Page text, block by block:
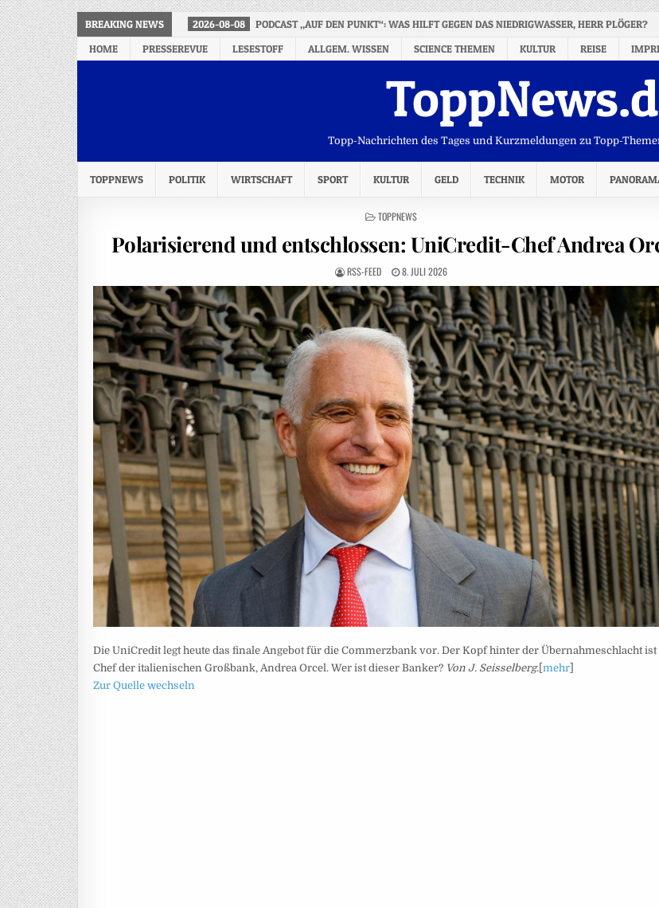
BREAKING NEWS 2026-08-08 PODCAST „AUF DEN PUNKT“: WAS HILFT GEGEN DAS NIEDRIGWASSER, HERR PLÖGER?
HOME
PRESSEREVUE LESESTOFF ALLGEM. WISSEN SCIENCE THEMEN KULTUR REISE
Topp-Nachrichten des Tages und Kurzmeldungen zu Topp-
TOPPNEWS POLITIK WIRTSCHAFT SPORT KULTUR GELD TECHNIK MOTOR
POSTED
TOPPNEWS
Polarisierend und entschlossen: UniCredit-Chef Andrea
RSS-FEED 8. JULI 2026
Die UniCredit legt heute das finale Angebot für die Commerzbank vor. Der Kopf hinter der Übernahmeschlacht ist
Chef der italienischen Großbank, Andrea Orcel. Wer ist dieser Banker? Von J. Seisselberg.[mehr]
Zur Quelle wechseln